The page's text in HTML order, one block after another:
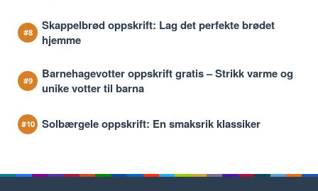
Skappelbrød oppskrift: Lag det perfekte brødet
hjemme
Barnehagevotter oppskrift gratis – Strikk varme og
unike votter til barna
Solbærgele oppskrift: En smaksrik klassiker